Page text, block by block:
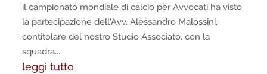
il campionato mondiale di calcio per Avvocati ha visto
la partecipazione dell'Avv. Alessandro Malossini,
contitolare del nostro Studio Associato, con la
squadra...
leggi tutto